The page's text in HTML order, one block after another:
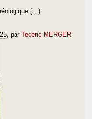
(…)
, par Tederic MERGER